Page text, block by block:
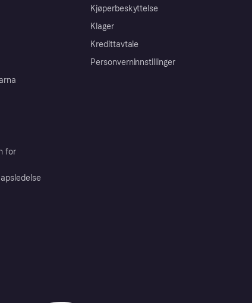
for
Kjøperbeskyttelse
Klager
Kredittavtale
Personverninnstillinger